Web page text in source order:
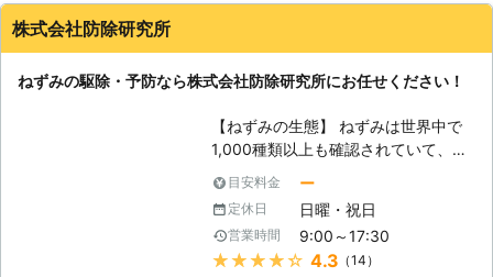
ているダニやノミなどによる被害など
も考えられますので、ねずみ駆除をお
さい。 ねずみ110番は、日本全国に数
多くの加盟店が提携しております。
もちろん、24時間365日対応してい
少しでもねずみ被害がご心配な方はす
ぐにでもお電話ください。 まずはお
客様のご不安を解消するために、現地
株式会社防除研究所
ねずみの駆除・予防なら株式会社防除研究所にお任せください！
【ねずみの生態】 ねずみは世界中で
1,000種類以上も確認されていて、そ
のほとんどが夜行性なのです。そのた
め、私達が活動している間にねずみに
遭遇する事は少ないのですが、住宅に
住み着くねずみは屋根裏などに巣を作
るので、ねずみの数が増えてくると夜
目安料金 ー
定休日 日曜・祝日
営業時間 9:00～17:30
★★★★★ 4.3 （14）